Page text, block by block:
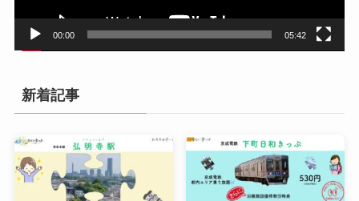
00:00 05:42
新着記事